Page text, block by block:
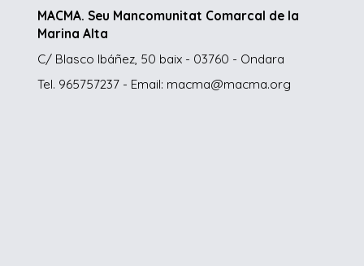
MACMA. Seu Mancomunitat Comarcal de la
Marina Alta
C/ Blasco Ibáñez, 50 baix - 03760 - Ondara
Tel. 965757237 - Email: macma@macma.org